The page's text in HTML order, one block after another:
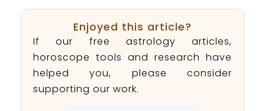
Enjoyed this article?
If our free astrology articles,
horoscope tools and research have
helped you, please consider
supporting our work.